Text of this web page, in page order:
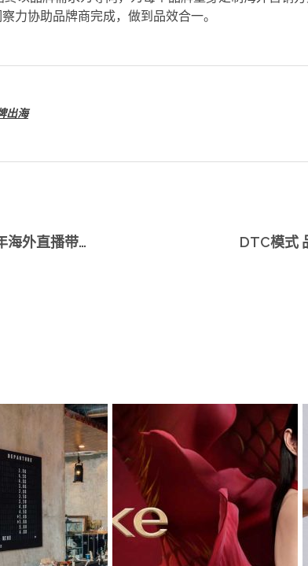
力协助品牌商完成，做到品效合一。
出海
沃尔玛TikTok联合直播带货 2021年海外直播带货会走向何方？ DTC模式